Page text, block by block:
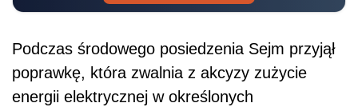
Podczas środowego posiedzenia Sejm przyjął
poprawkę, która zwalnia z akcyzy zużycie
energii elektrycznej w określonych